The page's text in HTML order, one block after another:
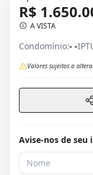
R$
A VISTA
Condomínio:- -
Valores sujeitos a
Avise-nos de seu